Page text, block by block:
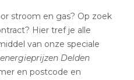
stroom en gas? Op zoek
Hier tref je alle
van onze speciale
energieprijzen Delden
en postcode en